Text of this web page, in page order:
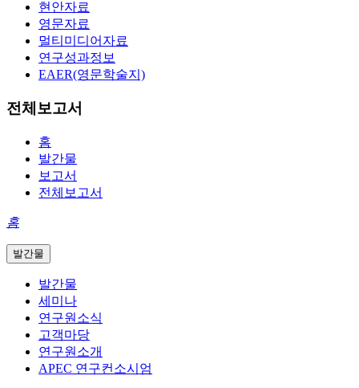
현안자료
영문자료
멀티미디어자료
연구성과정보
EAER(영문학술지)
전체보고서
홈
발간물
보고서
전체보고서
홈
발간물
발간물
세미나
연구원소식
고객마당
연구원소개
APEC 연구컨소시엄